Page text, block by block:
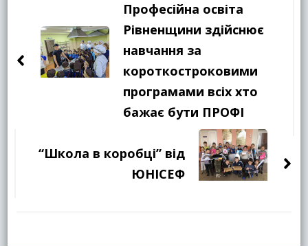
запису
Професійна освіта
Рівненщини здійснює
навчання за
короткостроковими
програмами всіх хто
бажає бути ПРОФІ
“Школа в коробці” від
ЮНІСЕФ